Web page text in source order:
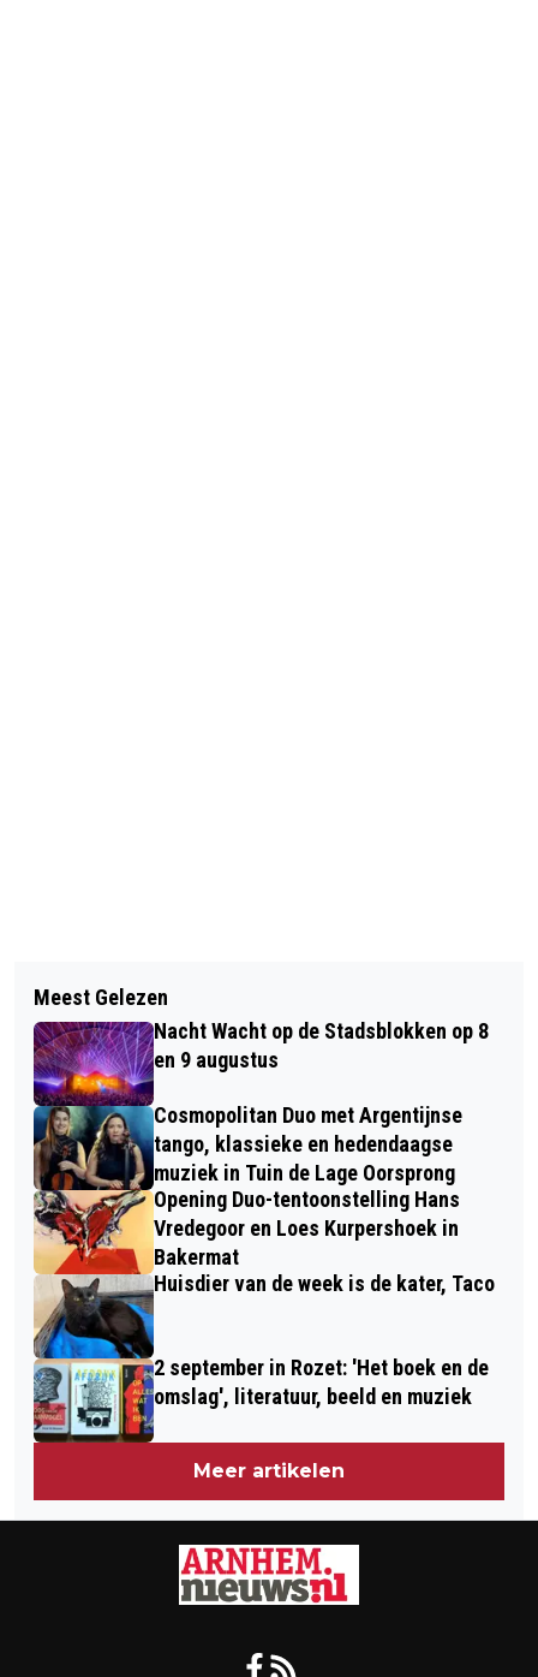
VROUW UIT OCHTEN VEROORDEELD
VOOR VEROORZAKEN
VERKEERSONGEVAL IN ARNHEM
INTENSIVE CARE RIJNSTATE KRIJGT
DONATIE VAN ROTARY ZEVENAAR
VOOR DAKTERRAS IC
Meest Gelezen
Nacht Wacht op de Stadsblokken op 8
en 9 augustus
Cosmopolitan Duo met Argentijnse
tango, klassieke en hedendaagse
muziek in Tuin de Lage Oorsprong
Opening Duo-tentoonstelling Hans
Vredegoor en Loes Kurpershoek in
Bakermat
Huisdier van de week is de kater, Taco
2 september in Rozet: 'Het boek en de
omslag', literatuur, beeld en muziek
Meer artikelen